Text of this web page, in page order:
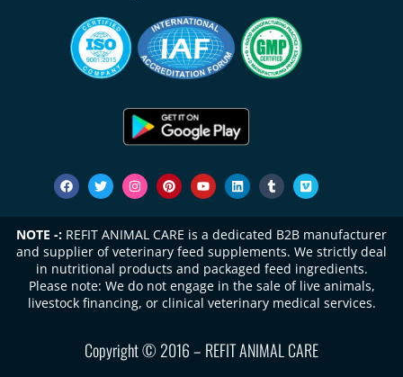
NOTE -: REFIT ANIMAL CARE is a dedicated B2B manufacturer
and supplier of veterinary feed supplements. We strictly deal
in nutritional products and packaged feed ingredients.
Please note: We do not engage in the sale of live animals,
livestock financing, or clinical veterinary medical services.
Copyright © 2016 – REFIT ANIMAL CARE